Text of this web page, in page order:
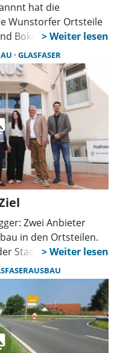
hat die
Wunstorfer Ortsteile
Bokeloh sowie Teile
sind
bei der Stadt gestellt
geprüft.
Unternehmen Opik
GLASFASER
Zwei Anbieter
in den Ortsteilen.
Stadt kooperiert,
Anschlüsse, zum
der parallele
will.